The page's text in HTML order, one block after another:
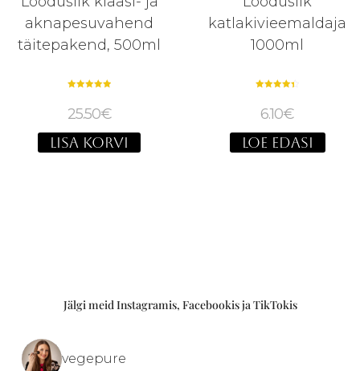
aknapesuvahend
täitepakend, 500ml
/ 5
25.50€
LISA KORVI
katlakivieemaldaja
1000ml
/ 5
6.10€
LOE EDASI
Jälgi meid Instagramis, Facebookis ja TikTokis
vegepure